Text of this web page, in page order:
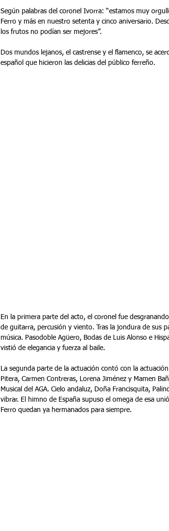
Según palabras del coronel Ivorra: “estamos muy
Ferro y más en nuestro setenta y cinco aniversario.
los frutos no podían ser mejores”.
Dos mundos lejanos, el castrense y el flamenco, se
español que hicieron las delicias del público ferreño.
En la primera parte del acto, el coronel fue
de guitarra, percusión y viento. Tras la jondura de sus
música. Pasodoble Agüero, Bodas de Luis Alonso e
vistió de elegancia y fuerza al baile.
La segunda parte de la actuación contó con la
Pitera, Carmen Contreras, Lorena Jiménez y Mamen
Musical del AGA. Cielo andaluz, Doña Francisquita,
vibrar. El himno de España supuso el omega de esa
Ferro quedan ya hermanados para siempre.